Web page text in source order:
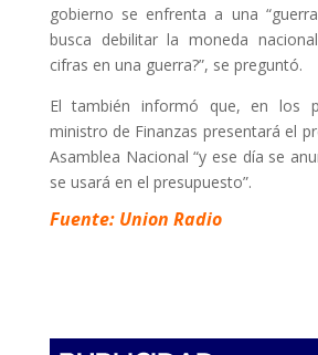
gobierno se enfrenta a una
busca debilitar la moneda
cifras en una guerra?”, se preguntó.
El también informó que, en los
ministro de Finanzas presentará el
Asamblea Nacional “y ese día se
se usará en el presupuesto”.
Fuente: Union Radio